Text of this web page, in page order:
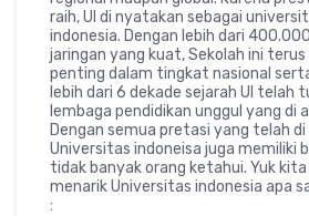
raih, UI di nyatakan sebagai
indonesia. Dengan lebih dari
jaringan yang kuat, Sekolah ini
penting dalam tingkat nasional
lebih dari 6 dekade sejarah UI telah
lembaga pendidikan unggul yang di
Dengan semua pretasi yang telah
Universitas indoneisa juga memiliki
tidak banyak orang ketahui. Yuk
menarik Universitas indonesia apa
: